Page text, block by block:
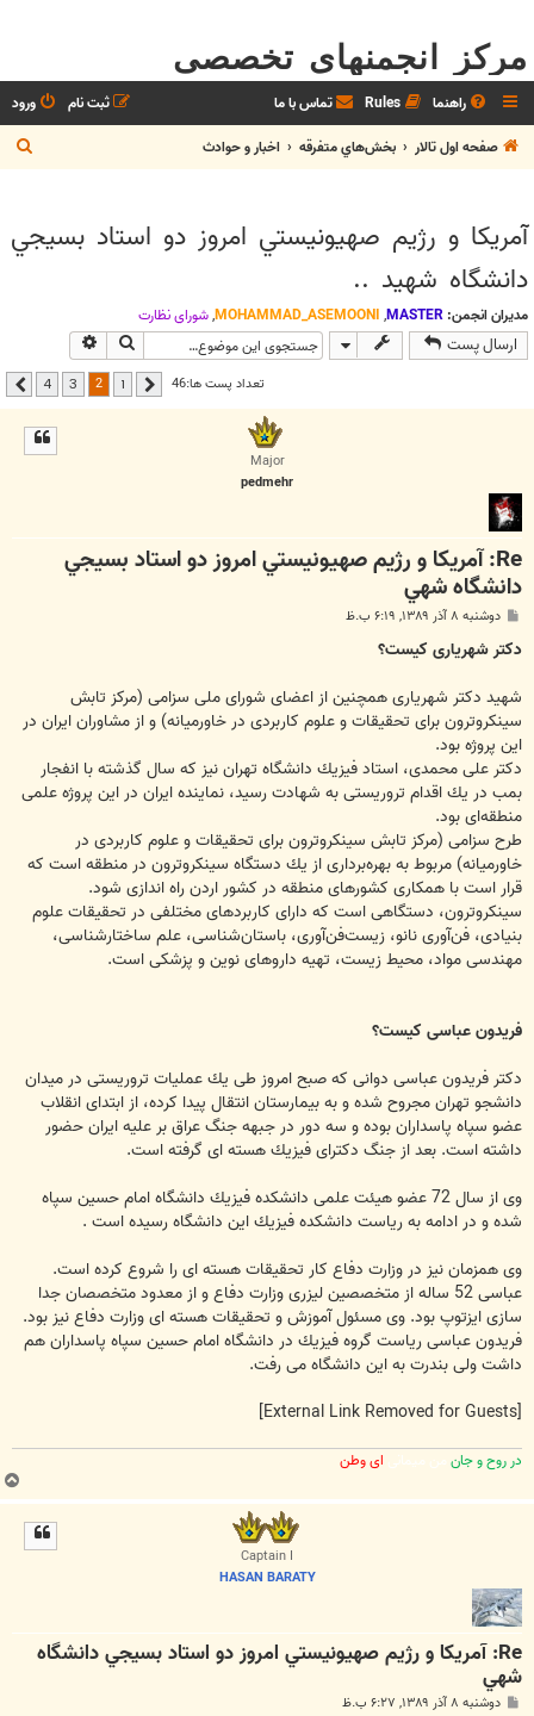
مرکز انجمنهای تخصصی
راهنما Rules تماس با ما ورود
ثبت نام
صفحه اول تالار
بخش‌‌هاي متفرقه اخبار و حوادث
ج
س
جآمريكا و رژيم صهيونيستي امروز دو استاد بسيجي
دانشگاه شهيد ..
مدیران انجمن: MASTER
,
MOHAMMAD_ASEMOONI
,شوراي نظارت
ارسال پست جستجو
تعداد پست ها:46 قبلی 2
3
4 بعدی
Major
pedmehr
Re: آمريكا و رژيم صهيونيستي امروز دو استاد بسيجي
دانشگاه شهي
پ
ت
دوشنبه ۸ آذر ۱۳۸۹, ۶:۱۹ ب.ظ
دكتر شهریاری كیست؟
شهید دكتر شهریاری همچنین از اعضای شورای ملی سزامی (مركز تابش
سینكروترون برای تحقیقات و علوم كاربردی در خاورمیانه) و از مشاوران ایران در
این پروژه بود.
دكتر علی محمدی، استاد فیزیك دانشگاه تهران نیز كه سال گذشته با انفجار
بمب در یك اقدام تروریستی به شهادت رسید، نماینده ایران در این پروژه علمی
منطقه‌ای بود.
طرح سزامی (مركز تابش سینكروترون برای تحقیقات و علوم كاربردی در
خاورمیانه) مربوط به بهره‌برداری از یك دستگاه سینكروترون در منطقه است كه
قرار است با همكاری كشورهای منطقه در كشور اردن راه اندازی شود.
سینكروترون، دستگاهی است كه دارای كاربردهای مختلفی در تحقیقات علوم
بنیادی، فن‌آوری نانو، زیست‌فن‌آوری، باستان‌شناسی، علم ساختارشناسی،
مهندسی مواد، محیط زیست، تهیه داروهای نوین و پزشكی است.
فریدون عباسی كیست؟
دكتر فریدون عباسی دوانی كه صبح امروز طی یك عملیات تروریستی در میدان
دانشجو تهران مجروح شده و به بیمارستان انتقال پیدا كرده، از ابتدای انقلاب
عضو سپاه پاسداران بوده و سه دور در جبهه جنگ عراق بر علیه ایران حضور
داشته است. بعد از جنگ دكترای فیزیك هسته ای گرفته است.
وی از سال 72 عضو هیئت علمی دانشكده فیزیك دانشگاه امام حسین سپاه
شده و در ادامه به ریاست دانشكده فیزیك این دانشگاه رسیده است .
وی همزمان نیز در وزارت دفاع كار تحقیقات هسته ای را شروع كرده است.
عباسی 52 ساله از متخصصین لیزری وزارت دفاع و از معدود متخصصان جدا
سازی ایزتوپ بود. وی مسئول آموزش و تحقیقات هسته ای وزارت دفاع نیز بود.
فریدون عباسی ریاست گروه فیزیك در دانشگاه امام حسین سپاه پاسداران هم
داشت ولی بندرت به این دانشگاه می رفت.
در روح و جانمن میمانی ای وطن
ب
ا
Captain I
HASAN BARATY
Re: آمريكا و رژيم صهيونيستي امروز دو استاد بسيجي دانشگاه
شهي
پ دوشنبه ۸ آذر ۱۳۸۹, ۶:۲۷ ب.ظ